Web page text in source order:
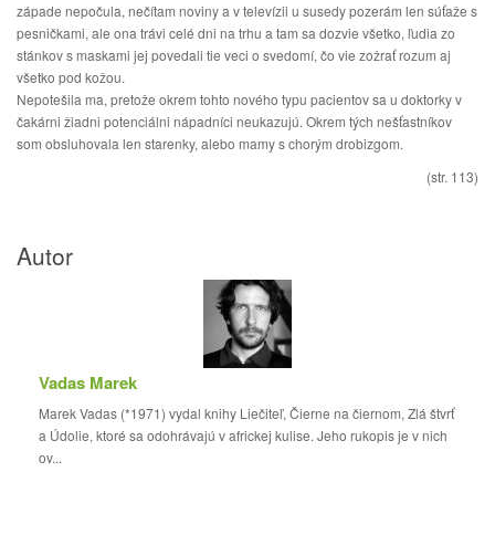
západe nepočula, nečítam noviny a v televízii u susedy pozerám len súťaže s
pesničkami, ale ona trávi celé dni na trhu a tam sa dozvie všetko, ľudia zo
stánkov s maskami jej povedali tie veci o svedomí, čo vie zožrať rozum aj
všetko pod kožou.
Nepotešila ma, pretože okrem tohto nového typu pacientov sa u doktorky v
čakárni žiadni potenciálni nápadníci neukazujú. Okrem tých nešťastníkov
som obsluhovala len starenky, alebo mamy s chorým drobizgom.
(str. 113)
Autor
Vadas Marek
Marek Vadas (*1971) vydal knihy Liečiteľ, Čierne na čiernom, Zlá štvrť
a Údolie, ktoré sa odohrávajú v africkej kulise. Jeho rukopis je v nich
ov...